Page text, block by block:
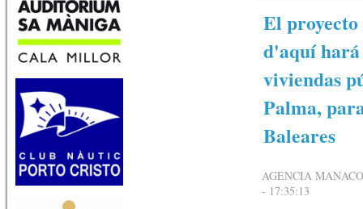
El
d'aquí hará
viviendas
Palma,
Baleares
AGENCIA
- 17:35:13